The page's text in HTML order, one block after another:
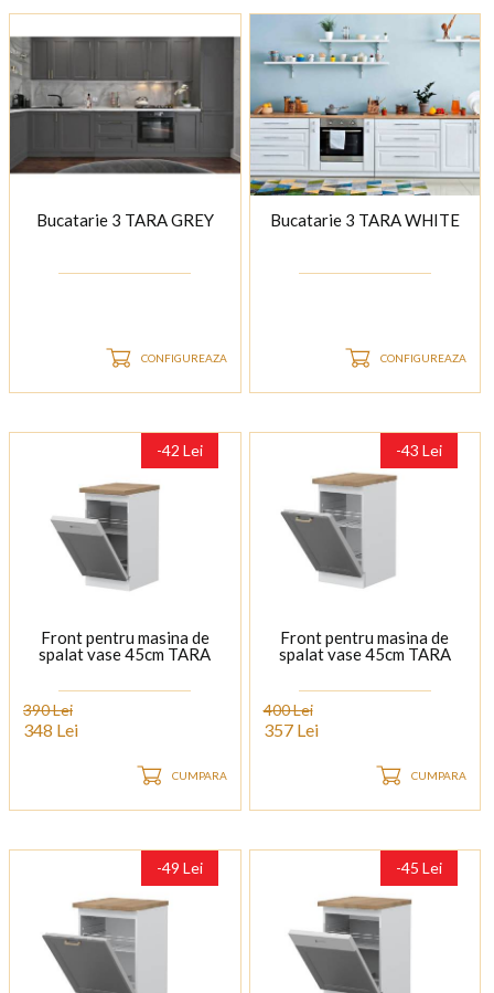
Bucatarie 3 TARA GREY
CONFIGUREAZA
Bucatarie 3 TARA WHITE
CONFIGUREAZA
-42 Lei
Front pentru masina de
spalat vase 45cm TARA
390 Lei
348 Lei
CUMPARA
-43 Lei
Front pentru masina de
spalat vase 45cm TARA
400 Lei
357 Lei
CUMPARA
-49 Lei -45 Lei